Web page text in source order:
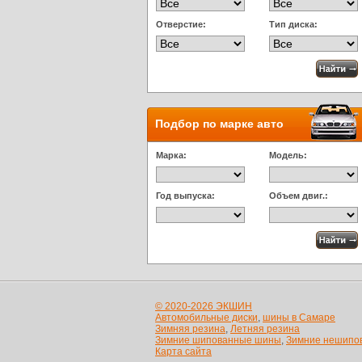
Отверстие: Тип диска:
Подбор по марке авто
Марка: Модель:
Год выпуска: Объем двиг.:
© 2020-2026 ЭКШИН
Автомобильные диски, шины в Самаре
Зимняя резина, Летняя резина
Зимние шипованные шины, Зимние
Карта сайта